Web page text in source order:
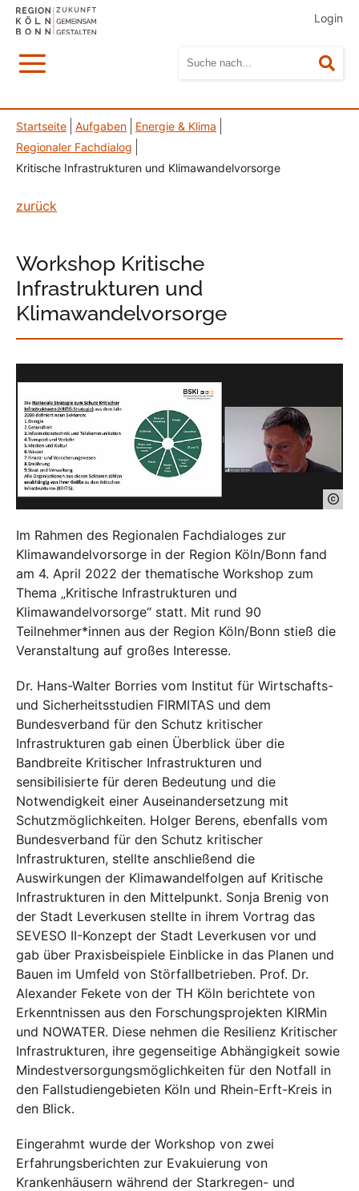
Login
Menü
Startseite Aufgaben
Energie & Klima
Regionaler Fachdialog
Kritische Infrastrukturen und Klimawandelvorsorge
zurück
Workshop Kritische
Infrastrukturen und
Klimawandelvorsorge
Im Rahmen des Regionalen Fachdialoges zur
Klimawandelvorsorge in der Region Köln/Bonn fand
am 4. April 2022 der thematische Workshop zum
Thema „Kritische Infrastrukturen und
Klimawandelvorsorge“ statt. Mit rund 90
Teilnehmer*innen aus der Region Köln/Bonn stieß die
Veranstaltung auf großes Interesse.
Dr. Hans-Walter Borries vom Institut für Wirtschafts-
und Sicherheitsstudien FIRMITAS und dem
Bundesverband für den Schutz kritischer
Infrastrukturen gab einen Überblick über die
Bandbreite Kritischer Infrastrukturen und
sensibilisierte für deren Bedeutung und die
Notwendigkeit einer Auseinandersetzung mit
Schutzmöglichkeiten. Holger Berens, ebenfalls vom
Bundesverband für den Schutz kritischer
Infrastrukturen, stellte anschließend die
Auswirkungen der Klimawandelfolgen auf Kritische
Infrastrukturen in den Mittelpunkt. Sonja Brenig von
der Stadt Leverkusen stellte in ihrem Vortrag das
SEVESO II-Konzept der Stadt Leverkusen vor und
gab über Praxisbeispiele Einblicke in das Planen und
Bauen im Umfeld von Störfallbetrieben. Prof. Dr.
Alexander Fekete von der TH Köln berichtete von
Erkenntnissen aus den Forschungsprojekten KIRMin
und NOWATER. Diese nehmen die Resilienz Kritischer
Infrastrukturen, ihre gegenseitige Abhängigkeit sowie
Mindestversorgungsmöglichkeiten für den Notfall in
den Fallstudiengebieten Köln und Rhein-Erft-Kreis in
den Blick.
Eingerahmt wurde der Workshop von zwei
Erfahrungsberichten zur Evakuierung von
Krankenhäusern während der Starkregen- und